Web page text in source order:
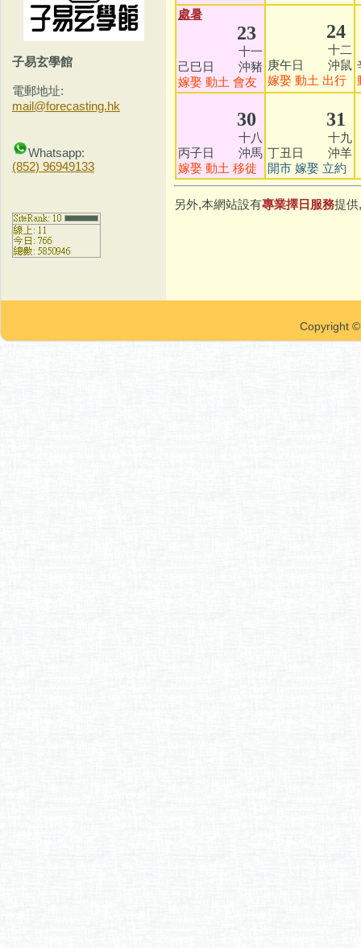
子易玄學館
電郵地址:
mail@forecasting.hk
Whatsapp:
(852) 96949133
處暑
23
十一
己巳日 沖豬
嫁娶 動土 會友
24
十二
庚午日 沖鼠
嫁娶 動土 出行
30
十八
丙子日 沖馬
嫁娶 動土 移徙
31
十九
丁丑日 沖羊
開市 嫁娶 立約
另外,本網站設有專業擇日服務提
Copyright